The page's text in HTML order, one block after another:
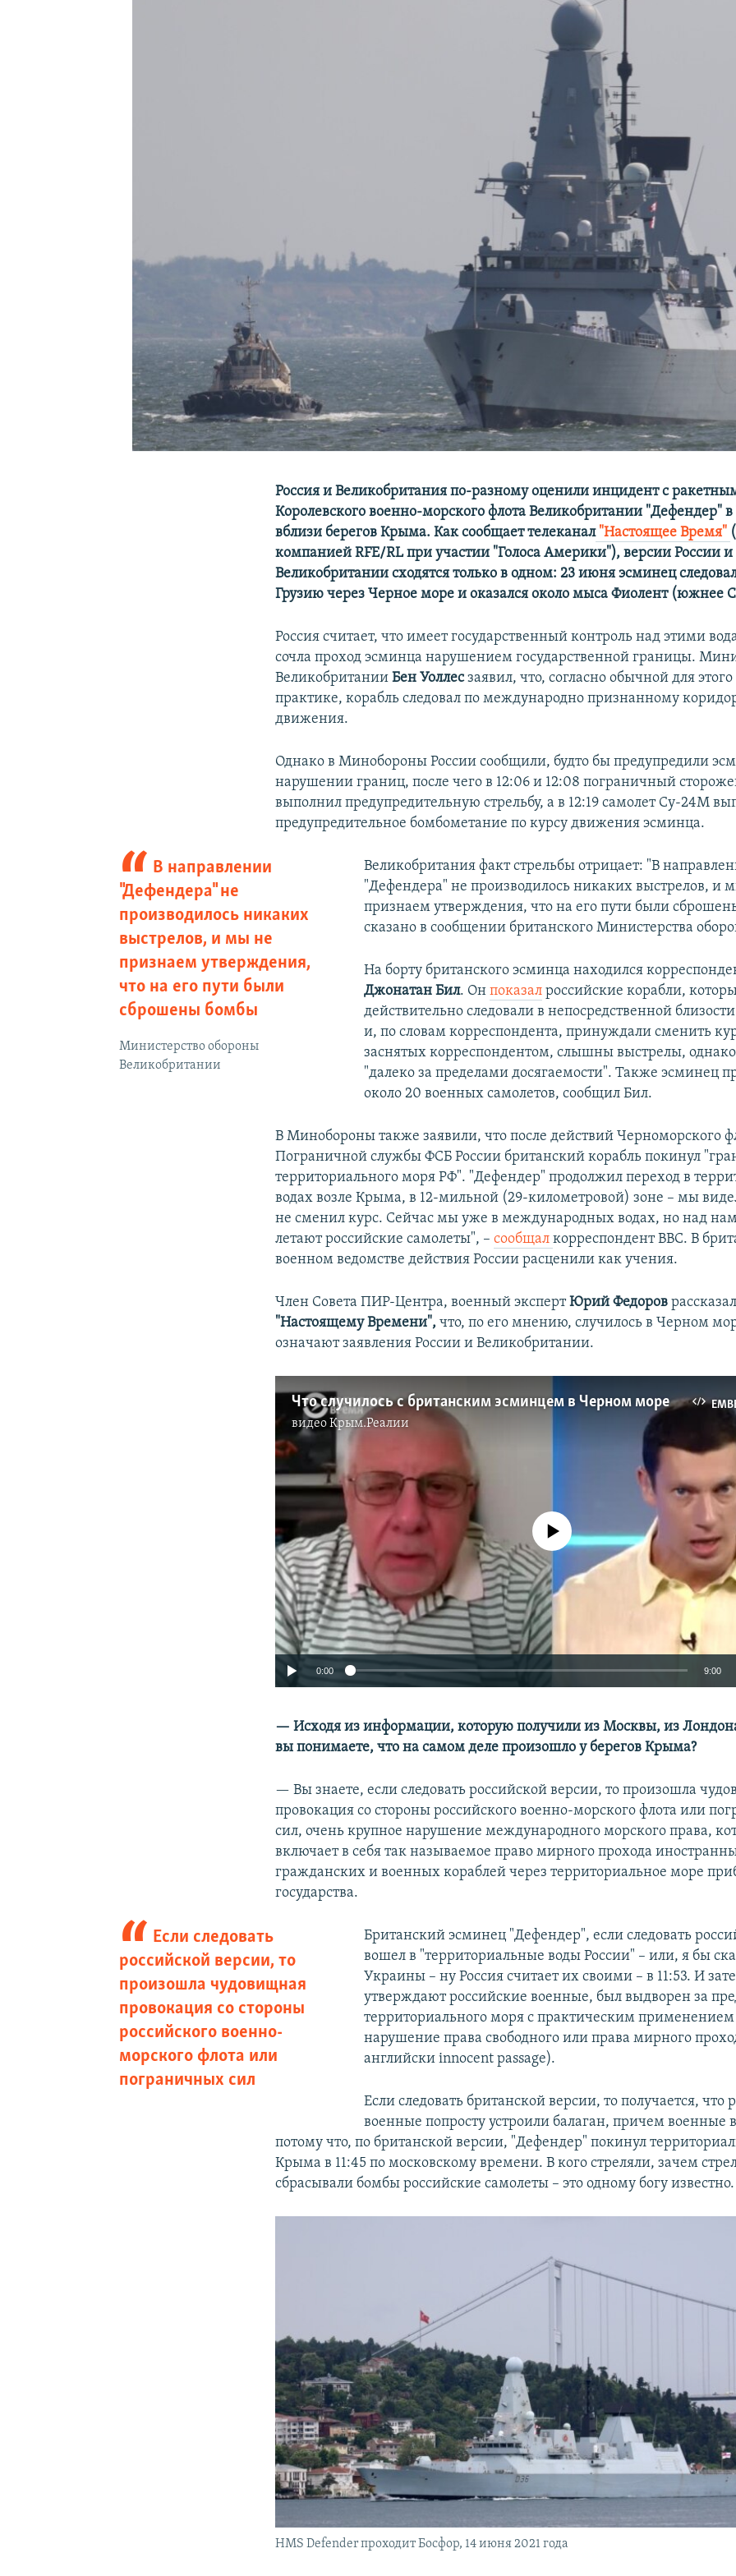
Россия и Великобритания по-разному оценили инцидент с
Королевского военно-морского флота Великобритании "Дефендер"
вблизи берегов Крыма. Как сообщает телеканал "Настоящее Время"
компанией RFE/RL при участии "Голоса Америки"), версии России и
Великобритании сходятся только в одном: 23 июня эсминец
Грузию через Черное море и оказался около мыса Фиолент (южнее
Россия считает, что имеет государственный контроль над этими
сочла проход эсминца нарушением государственной границы.
ВеликобританииБен Уоллесзаявил, что, согласно обычной для
практике, корабль следовал по международно признанному
движения.
Однако в Минобороны России сообщили, будто бы предупредили
нарушении границ, после чего в 12:06 и 12:08 пограничный
выполнил предупредительную стрельбу, а в 12:19 самолет Су-24М
предупредительное бомбометание по курсу движения эсминца.
В направлении
"Дефендера" не
производилось никаких
выстрелов, и мы не
признаем утверждения,
что на его пути были
сброшены бомбы
Министерство обороны
Великобритании
Великобритания факт стрельбы отрицает: "В
"Дефендера" не производилось никаких выстрелов, и
признаем утверждения, что на его пути были
сказано в сообщении британского Министерства
На борту британского эсминца находился
Джонатан Бил. Он показалроссийские корабли,
действительно следовали в непосредственной
и, по словам корреспондента, принуждали сменить
заснятых корреспондентом, слышны выстрелы,
"далеко за пределами досягаемости". Также эсминец
около 20 военных самолетов, сообщил Бил.
В Минобороны также заявили, что после действий Черноморского
Пограничной службы ФСБ России британский корабль покинул
территориального моря РФ". "Дефендер" продолжил переход в
водах возле Крыма, в 12-мильной (29-километровой) зоне – мы
не сменил курс. Сейчас мы уже в международных водах, но над
летают российские самолеты", –сообщалкорреспондент BBC. В
военном ведомстве действия России расценили как учения.
Член Совета ПИР-Центра, военный экспертЮрий Федоров рассказал
"Настоящему Времени", что, по его мнению, случилось в Черном
означают заявления России и Великобритании.
Что случилось с британским эсминцем в Черном море
видеоКрым.Реалии
Auto 240p 360p 480p
720p 1080p
No media source currently available
0:00 9:00
— Исходя из информации, которую получили из Москвы, из
вы понимаете, что на самом деле произошло у берегов Крыма?
— Вы знаете, если следовать российской версии, то произошла
провокация со стороны российского военно-морского флота или
сил, очень крупное нарушение международного морского права,
включает в себя так называемое право мирного прохода
гражданских и военных кораблей через территориальное море
государства.
Если следовать
российской версии, то
произошла чудовищная
провокация со стороны
российского военно-
морского флота или
пограничных сил
Британский эсминец "Дефендер", если следовать
вошел в "территориальные воды России" – или, я бы
Украины – ну Россия считает их своими – в 11:53. И
утверждают российские военные, был выдворен за
территориального моря с практическим
нарушение права свободного или права мирного
английски innocent passage).
Если следовать британской версии, то получается, что
военные попросту устроили балаган, причем военные
потому что, по британской версии, "Дефендер" покинул
Крыма в 11:45 по московскому времени. В кого стреляли, зачем
сбрасывали бомбы российские самолеты – это одному богу известно.
HMS Defender проходит Босфор, 14 июня 2021 года